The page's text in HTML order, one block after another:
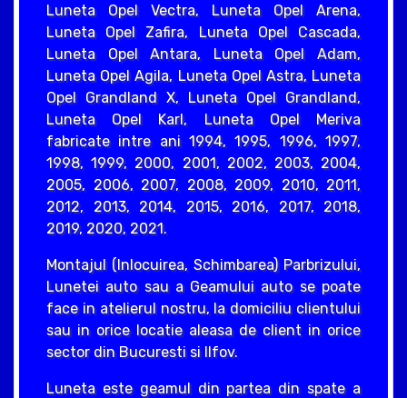
Luneta Opel Vectra, Luneta Opel Arena,
Luneta Opel Zafira, Luneta Opel Cascada,
Luneta Opel Antara, Luneta Opel Adam,
Luneta Opel Agila, Luneta Opel Astra, Luneta
Opel Grandland X, Luneta Opel Grandland,
Luneta Opel Karl, Luneta Opel Meriva
fabricate intre ani 1994, 1995, 1996, 1997,
1998, 1999, 2000, 2001, 2002, 2003, 2004,
2005, 2006, 2007, 2008, 2009, 2010, 2011,
2012, 2013, 2014, 2015, 2016, 2017, 2018,
2019, 2020, 2021.
Montajul (Inlocuirea, Schimbarea) Parbrizului,
Lunetei auto sau a Geamului auto se poate
face in atelierul nostru, la domiciliu clientului
sau in orice locatie aleasa de client in orice
sector din Bucuresti si Ilfov.
Luneta este geamul din partea din spate a